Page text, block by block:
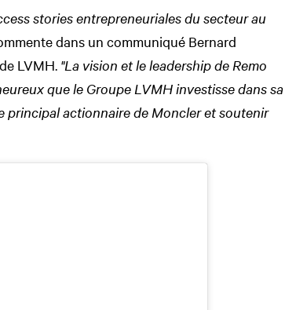
stories entrepreneuriales du secteur au
dans un communiqué Bernard
LVMH. "La vision et le leadership de Remo
que le Groupe LVMH investisse dans sa
principal actionnaire de Moncler et soutenir